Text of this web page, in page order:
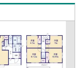
上司である担当課長